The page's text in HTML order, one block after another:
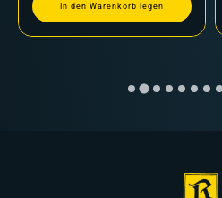
In den Warenkorb legen